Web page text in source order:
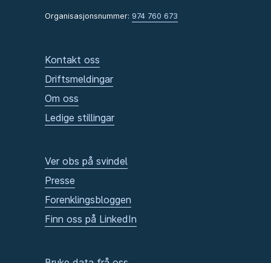
Organisasjonsnummer: 974 760 673
Kontakt oss
Driftsmeldingar
Om oss
Ledige stillingar
Ver obs på svindel
Presse
Forenklingsbloggen
Finn oss på LinkedIn